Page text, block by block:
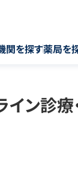
関を探す薬局を
ン診療